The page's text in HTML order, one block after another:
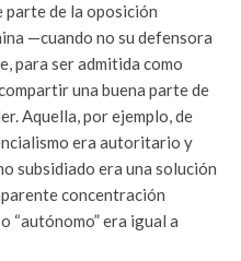
de la oposición
—cuando no su defensora
para ser admitida como
una buena parte de
Aquella, por ejemplo, de
era autoritario y
subsidiado era una solución
concentración
“autónomo” era igual a